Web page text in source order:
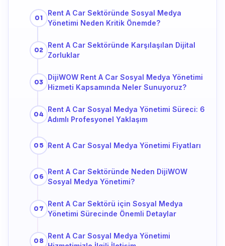
Rent A Car Sektöründe Sosyal Medya
Yönetimi Neden Kritik Önemde?
Rent A Car Sektöründe Karşılaşılan Dijital
Zorluklar
DijiWOW Rent A Car Sosyal Medya Yönetimi
Hizmeti Kapsamında Neler Sunuyoruz?
Rent A Car Sosyal Medya Yönetimi Süreci: 6
Adımlı Profesyonel Yaklaşım
Rent A Car Sosyal Medya Yönetimi Fiyatları
Rent A Car Sektöründe Neden DijiWOW
Sosyal Medya Yönetimi?
Rent A Car Sektörü için Sosyal Medya
Yönetimi Sürecinde Önemli Detaylar
Rent A Car Sosyal Medya Yönetimi